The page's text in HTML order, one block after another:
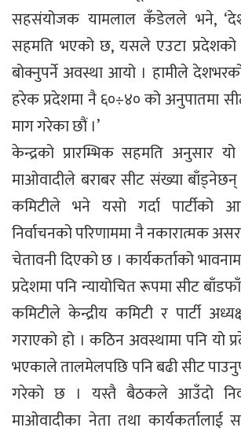
सहसंयोजक यामलाल कँडेलले भने,
सहमति भएको छ, यसले एउटा प्रदेशको
बोक्नुपर्ने अवस्था आयो । हामीले
हरेक प्रदेशमा नै ६०÷४० को अनुपातमा
माग गरेका छौं ।’
केन्द्रको प्रारम्भिक सहमति अनुसार
माओवादीले बराबर सीट संख्या
कमिटीले भने यसो गर्दा पार्टीको
निर्वाचनको परिणाममा नै नकारात्मक
चेतावनी दिएको छ । कार्यकर्ताको
प्रदेशमा पनि न्यायोचित रूपमा सीट
कमिटीले केन्द्रीय कमिटी र पार्टी
गराएको हो । कठिन अवस्थामा पनि यो
भएकाले तालमेलपछि पनि बढी सीट
गरेको छ । यस्तै बैठकले आउँदो
माओवादीका नेता तथा कार्यकर्तालाई